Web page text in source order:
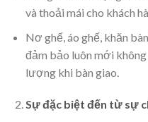
và thoải mái cho khách
Nơ ghế, áo ghế, khăn
đảm bảo luôn mới
lượng khi bàn giao.
Sự đặc biệt đến từ sự